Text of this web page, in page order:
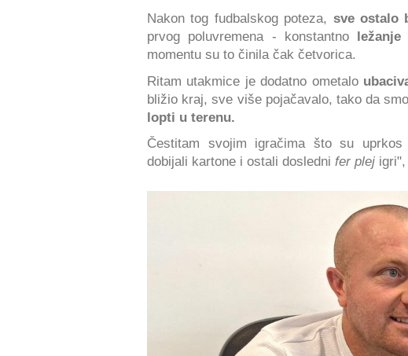
Nakon tog fudbalskog poteza, sve ostalo
prvog poluvremena - konstantno ležanje
momentu su to činila čak četvorica.
Ritam utakmice je dodatno ometalo
bližio kraj, sve više pojačavalo, tako da
lopti u terenu.
Čestitam svojim igračima što su uprkos
dobijali kartone i ostali dosledni fer plej